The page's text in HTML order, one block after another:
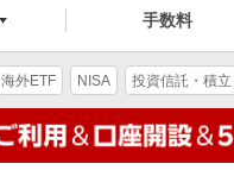
手数料
海外ETF NISA 投資信託・積立